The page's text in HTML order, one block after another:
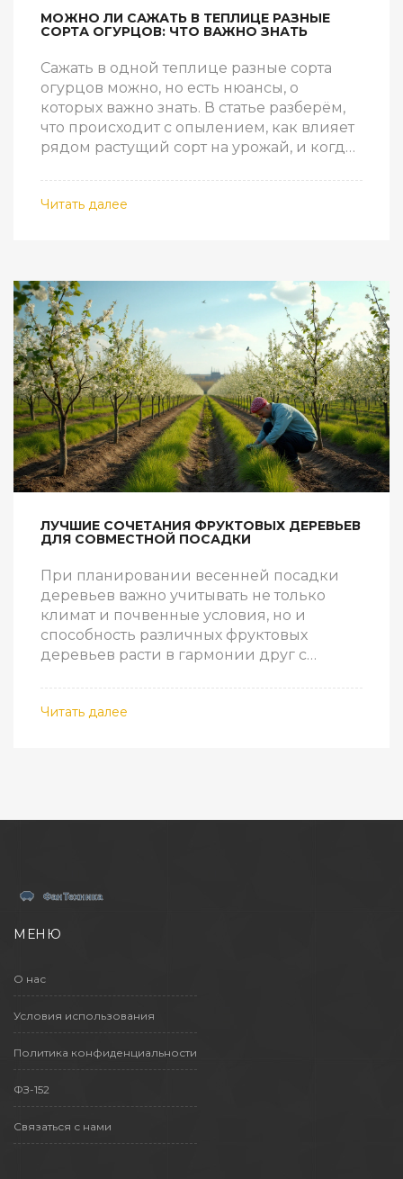
МОЖНО ЛИ САЖАТЬ В ТЕПЛИЦЕ РАЗНЫЕ
СОРТА ОГУРЦОВ: ЧТО ВАЖНО ЗНАТЬ
Сажать в одной теплице разные сорта
огурцов можно, но есть нюансы, о
которых важно знать. В статье разберём,
что происходит с опылением, как влияет
рядом растущий сорт на урожай, и когда
конкретные советы по размещению и
уходу за разными сортами. Расскажу о
Читать далее
ЛУЧШИЕ СОЧЕТАНИЯ ФРУКТОВЫХ ДЕРЕВЬЕВ
ДЛЯ СОВМЕСТНОЙ ПОСАДКИ
При планировании весенней посадки
деревьев важно учитывать не только
климат и почвенные условия, но и
способность различных фруктовых
деревьев расти в гармонии друг с
болезнями, улучшают качество почвы и
Читать далее
МЕНЮ
О нас
Условия использования
Политика конфиденциальности
ФЗ-152
Связаться с нами